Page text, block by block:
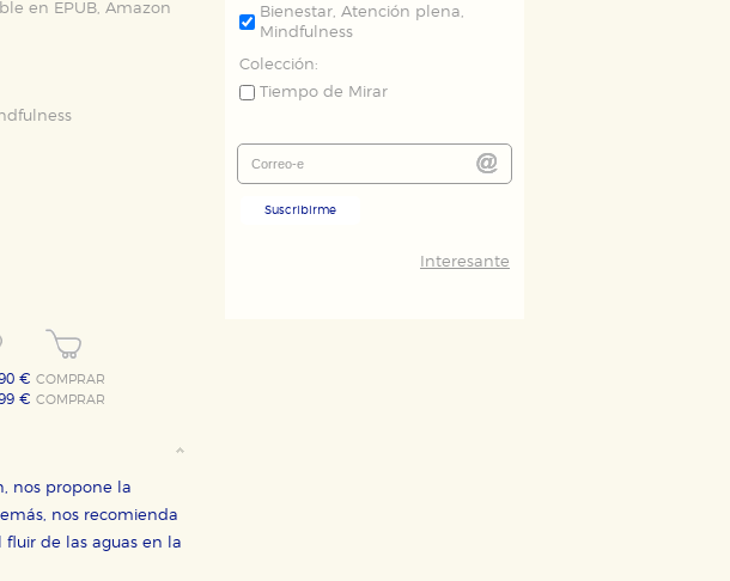
en EPUB, Amazon
€COMPRAR
€COMPRAR
nos propone la
nos recomienda
fluir de las aguas en la
Bienestar, Atención plena,
Mindfulness
Colección:
Tiempo de Mirar
Suscribirme
Interesante
RECHAZAR TODO
deshabilitarlas desde nuestro sistema. Es posible
de nuestra web dejen de funcionar correctamente.
el funcionamiento de nuestro sitio web. Almacenan
que nos visita. La información es agregada y, por lo
basan en la identificación única de su navegador y